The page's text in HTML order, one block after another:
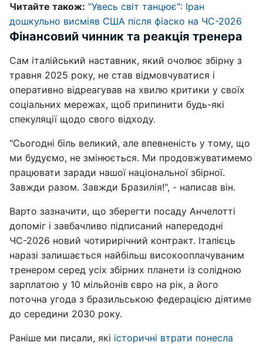
Читайте також: "Увесь світ танцює": Іран
дошкульно висміяв США після фіаско на ЧС-2026
Фінансовий чинник та реакція тренера
Сам італійський наставник, який очолює збірну з
травня 2025 року, не став відмовчуватися і
оперативно відреагував на хвилю критики у своїх
соціальних мережах, щоб припинити будь-які
спекуляції щодо свого відходу.
"Сьогодні біль великий, але впевненість у тому, що
ми будуємо, не змінюється. Ми продовжуватимемо
працювати заради нашої національної збірної.
Завжди разом. Завжди Бразилія!", - написав він.
Варто зазначити, що зберегти посаду Анчелотті
допоміг і завбачливо підписаний напередодні
ЧС-2026 новий чотирирічний контракт. Італієць
наразі залишається найбільш високооплачуваним
тренером серед усіх збірних планети із солідною
зарплатою у 10 мільйонів євро на рік, а його
поточна угода з бразильською федерацією діятиме
до середини 2030 року.
Раніше ми писали, які історичні втрати понесла